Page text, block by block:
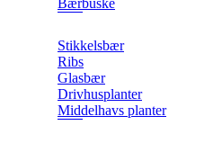
Bærbuske
Stikkelsbær
Ribs
Glasbær
Drivhusplanter
Middelhavs planter